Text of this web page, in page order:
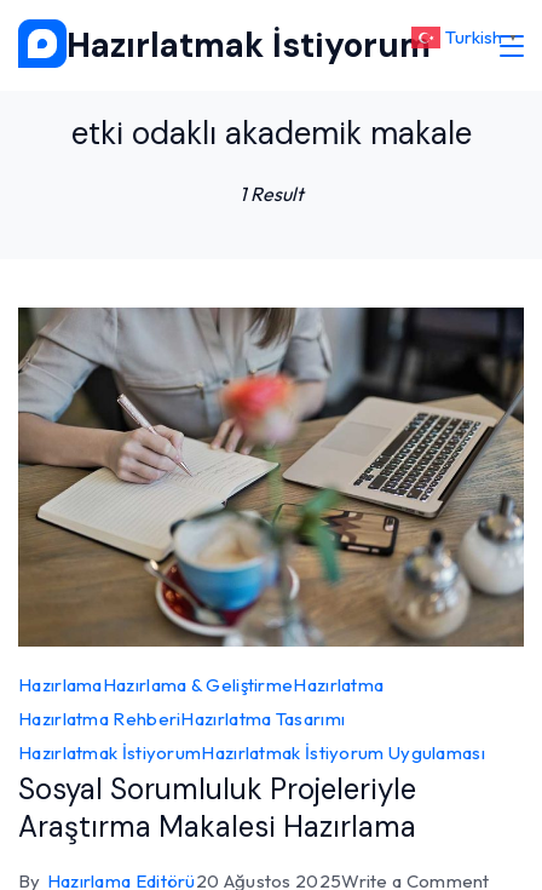
Skip
Hazırlatmak İstiyorum
etki odaklı akademik makale
1 Result
HazırlamaHazırlama & GeliştirmeHazırlatma
Hazırlatma RehberiHazırlatma Tasarımı
Hazırlatmak İstiyorumHazırlatmak İstiyorum Uygulaması
Sosyal Sorumluluk Projeleriyle
Araştırma Makalesi Hazırlama
By Hazırlama Editörü20 Ağustos 2025Write a Commenton
Turkish ▼